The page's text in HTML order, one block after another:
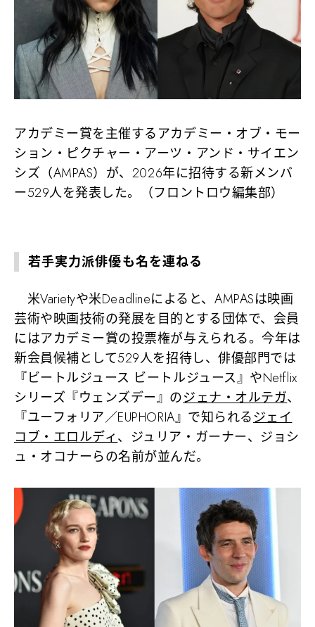
アカデミー賞を主催するアカデミー・オブ・モー
ション・ピクチャー・アーツ・アンド・サイエン
シズ（AMPAS）が、2026年に招待する新メンバ
ー529人を発表した。（フロントロウ編集部）
若手実力派俳優も名を連ねる
米Varietyや米Deadlineによると、AMPASは映画
芸術や映画技術の発展を目的とする団体で、会員
にはアカデミー賞の投票権が与えられる。今年は
新会員候補として529人を招待し、俳優部門では
『ビートルジュース ビートルジュース』やNetflix
シリーズ『ウェンズデー』のジェナ・オルテガ、
『ユーフォリア／EUPHORIA』で知られるジェイ
コブ・エロルディ、ジュリア・ガーナー、ジョシ
ュ・オコナーらの名前が並んだ。